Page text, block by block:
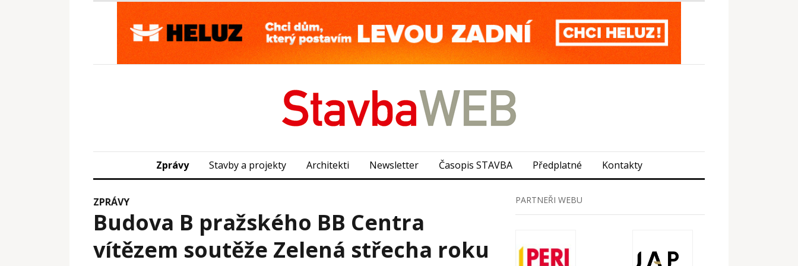
Zprávy Stavby a projekty Architekti Newsletter Časopis STAVBA Předplatné Kontakty
ZPRÁVY
Budova B pražského BB Centra
vítězem soutěže Zelená střecha roku
PARTNEŘI WEBU